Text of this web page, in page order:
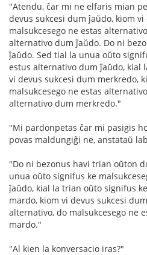
"Atendu, ĉar mi ne elfaris mian
devus sukcesi dum ĵaŭdo, kiom
malsukcesego ne estas
alternativo dum ĵaŭdo. Do ni
ĵaŭdo. Sed tial la unua oŭto
estus alternativo dum ĵaŭdo, kial
vi devus sukcesi dum merkredo,
malsukcesego ne estas
alternativo dum merkredo."
"Mi pardonpetas ĉar mi pasigis
povas maldungiĝi ne, anstataŭ
"Do ni bezonus havi trian oŭton
unua oŭto signifus ke
ĵaŭdo, kial la trian oŭto signifus
mardo, kiom vi devus sukcesi
alternativo, do malsukcesego ne
mardo."
"Al kien la konversacio iras?"